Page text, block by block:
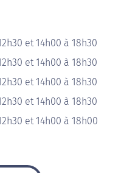
et 14h00 à 18h30
et 14h00 à 18h30
et 14h00 à 18h30
et 14h00 à 18h30
et 14h00 à 18h00